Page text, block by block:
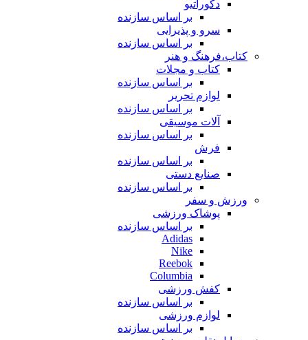
دکوراتیو
بر اساس سازنده
سرو و پذیرایی
بر اساس سازنده
کتاب،فرهنگ و هنر
کتاب و مجلات
بر اساس سازنده
لوازم تحریر
بر اساس سازنده
آلات موسیقی
بر اساس سازنده
فرش
بر اساس سازنده
صنایع دستی
بر اساس سازنده
ورزش و سفر
پوشاک ورزشی
بر اساس سازنده
Adidas
Nike
Reebok
Columbia
کفش ورزشی
بر اساس سازنده
لوازم ورزشی
بر اساس سازنده